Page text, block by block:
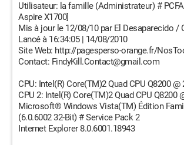
Utilisateur: la famille (Administrateur) #
Aspire X1700]
Mis à jour le 12/08/10 par El Desaparecido /
Lancé à 16:34:05 | 14/08/2010
Site Web: http://pagesperso-orange.fr/
Contact: FindyKill.Contact@gmail.com
CPU: Intel(R) Core(TM)2 Quad CPU Q8200 @
CPU 2: Intel(R) Core(TM)2 Quad CPU Q8200
Microsoft® Windows Vista(TM) Édition
(6.0.6002 32-Bit) # Service Pack 2
Internet Explorer 8.0.6001.18943